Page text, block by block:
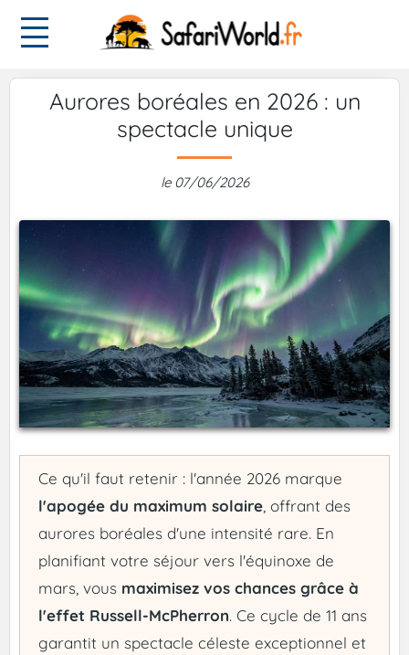
Aurores boréales en 2026 : un
spectacle unique
le 07/06/2026
Ce qu'il faut retenir : l'année 2026 marque
l'apogée du maximum solaire , offrant des
aurores boréales d'une intensité rare. En
planifiant votre séjour vers l'équinoxe de
mars, vous maximisez vos chances grâce à
l'effet Russell-McPherron. Ce cycle de 11 ans
garantit un spectacle céleste exceptionnel et